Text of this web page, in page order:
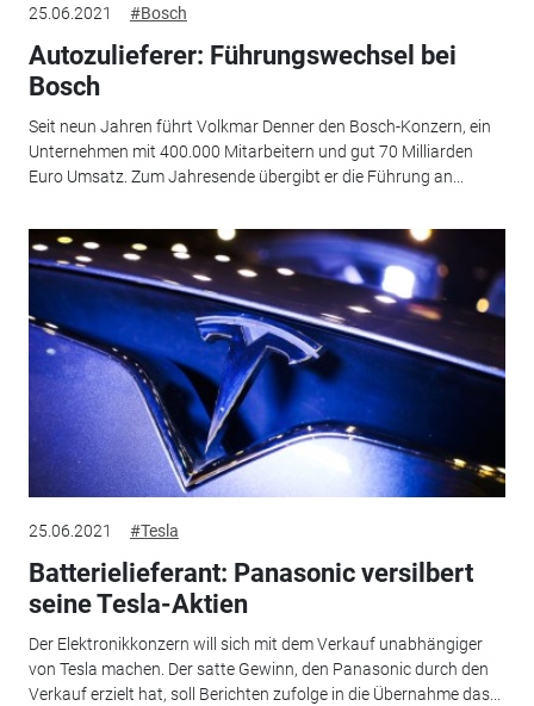
25.06.2021 #Bosch
Autozulieferer: Führungswechsel bei
Bosch
Seit neun Jahren führt Volkmar Denner den Bosch-Konzern, ein
Unternehmen mit 400.000 Mitarbeitern und gut 70 Milliarden
Euro Umsatz. Zum Jahresende übergibt er die Führung an...
25.06.2021 #Tesla
Batterielieferant: Panasonic versilbert
seine Tesla-Aktien
Der Elektronikkonzern will sich mit dem Verkauf unabhängiger
von Tesla machen. Der satte Gewinn, den Panasonic durch den
Verkauf erzielt hat, soll Berichten zufolge in die Übernahme das...